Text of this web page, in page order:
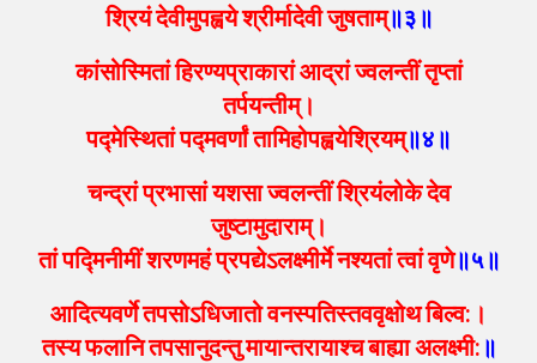
श्रियं देवीमुपह्वये श्रीर्मादेवी जुषताम्॥३॥
कांसोस्मितां हिरण्यप्राकारां आद्रां ज्वलन्तीं तृप्तां
तर्पयन्तीम्।
पद्मेस्थितां पद्मवर्णां तामिहोपह्वयेश्रियम्॥४॥
चन्द्रां प्रभासां यशसा ज्वलन्तीं श्रियंलोके देव
जुष्टामुदाराम्।
तां पद्मिनीमीं शरणमहं प्रपद्येऽलक्ष्मीर्मे नश्यतां त्वां वृणे॥५॥
आदित्यवर्णे तपसोऽधिजातो वनस्पतिस्तववृक्षोथ बिल्व:।
तस्य फलानि तपसानुदन्तु मायान्तरायाश्च बाह्या अलक्ष्मी: ॥